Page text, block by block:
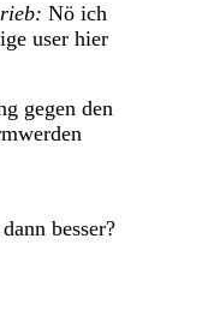
Nö ich
user hier
gegen den
besser?